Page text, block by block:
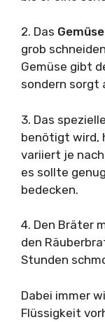
2. Das Gemüse
grob
Gemüse gibt
sondern sorgt
3. Das
benötigt wird,
variiert je
es sollte
bedecken.
4. Den Bräter
den
Stunden
Dabei immer
Flüssigkeit